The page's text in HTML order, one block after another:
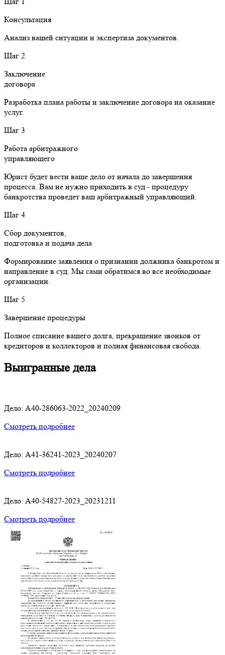
Консультация
Анализ вашей ситуации и экспертиза документов.
Шаг 2
Заключение
договора
Разработка плана работы и заключение договора на оказание
услуг.
Шаг 3
Работа арбитражного
управляющего
Юрист будет вести ваше дело от начала до завершения
процесса. Вам не нужно приходить в суд - процедуру
банкротства проведет ваш арбитражный управляющий.
Шаг 4
Сбор документов,
подготовка и подача дела
Формирование заявления о признании должника банкротом и
направление в суд. Мы сами обратимся во все необходимые
организации.
Шаг 5
Завершение процедуры
Полное списание вашего долга, прекращение звонков от
кредиторов и коллекторов и полная финансовая свобода.
Выигранные дела
Дело: A40-286063-2022_20240209
Смотреть подробнее
Дело: A41-36241-2023_20240207
Смотреть подробнее
Дело: A40-54827-2023_20231211
Смотреть подробнее